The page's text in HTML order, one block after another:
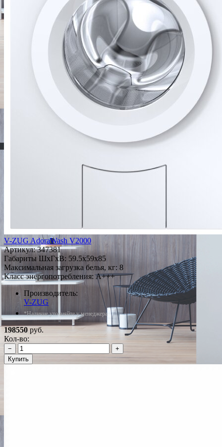
V-ZUG AdoraWash V2000
Артикул:347381
Габариты ШxГxВ: 59.5x59x85
Максимальная загрузка белья, кг: 8
Класс энергопотребления: A+++
Производитель:
V-ZUG
*Наличие уточняйте у менеджера
198550 руб.
Кол-во:
−
+
Купить